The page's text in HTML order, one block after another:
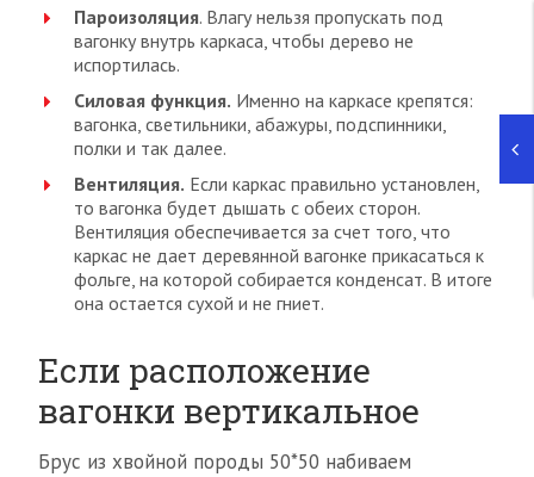
Пароизоляция. Влагу нельзя пропускать под
вагонку внутрь каркаса, чтобы дерево не
испортилась.
Силовая функция. Именно на каркасе крепятся:
вагонка, светильники, абажуры, подспинники,
полки и так далее.
Вентиляция. Если каркас правильно установлен,
то вагонка будет дышать с обеих сторон.
Вентиляция обеспечивается за счет того, что
каркас не дает деревянной вагонке прикасаться к
фольге, на которой собирается конденсат. В итоге
она остается сухой и не гниет.
Если расположение
вагонки вертикальное
Брус из хвойной породы 50*50 набиваем